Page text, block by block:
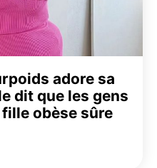
adore sa
dit que les gens
obèse sûre